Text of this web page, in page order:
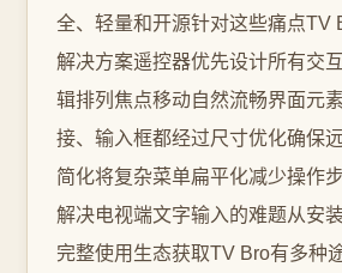
全、轻量和开源针对这些痛点TV
解决方案遥控器优先设计所有交
辑排列焦点移动自然流畅界面元
接、输入框都经过尺寸优化确保
简化将复杂菜单扁平化减少操作
解决电视端文字输入的难题从安
完整使用生态获取TV Bro有多种